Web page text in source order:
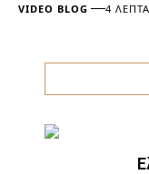
VIDEO BLOG 4